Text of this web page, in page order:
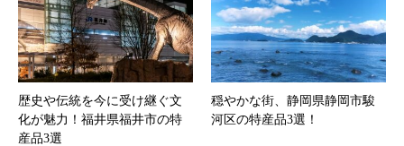
歴史や伝統を今に受け継ぐ文
化が魅力！福井県福井市の特
産品3選
穏やかな街、静岡県静岡市駿
河区の特産品3選！